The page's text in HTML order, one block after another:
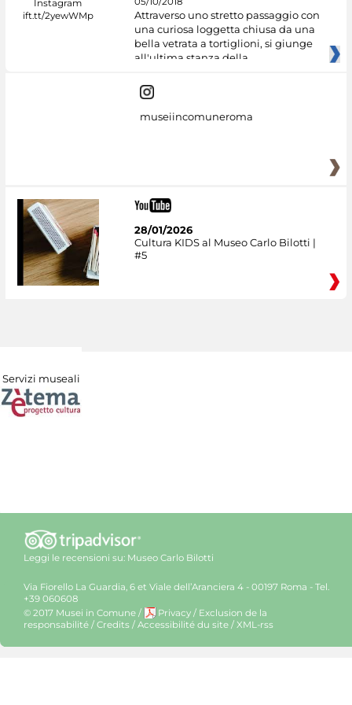
Attraverso uno stretto passaggio con
una curiosa loggetta chiusa da una
bella vetrata a tortiglioni, si giunge
all'ultima stanza della
museiincomuneroma
28/01/2026
Cultura KIDS al Museo Carlo Bilotti |
#5
Servizi museali
Leggi le recensioni su: Museo Carlo Bilotti
Via Fiorello La Guardia, 6 et Viale dell’Aranciera 4 - 00197 Roma - Tel.
+39 060608
© 2017 Musei in Comune / Privacy / Exclusion de la
responsabilité / Credits / Accessibilité du site / XML-rss